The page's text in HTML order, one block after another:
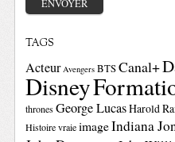
TAGS
Acteur Avengers BTSCanal+
Disney
thrones George LucasHarold
Histoire vraie imageIndiana